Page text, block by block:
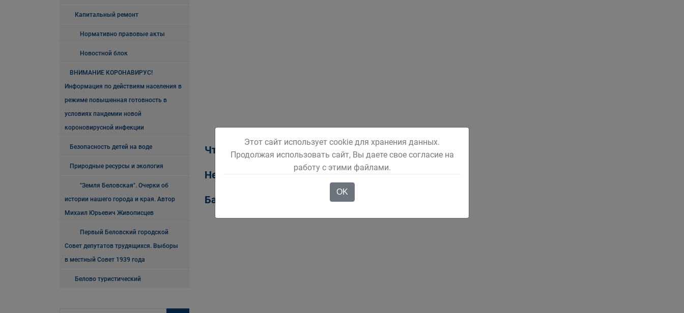
Капитальный ремонт
Нормативно правовые акты
Новостной блок
ВНИМАНИЕ КОРОНАВИРУС!
Информация по действиям населения в
режиме повышенная готовность в
условиях пандемии новой
короновирусной инфекции
Безопасность детей на воде
Природные ресурсы и экология
"Земля Беловская". Очерки об
истории нашего города и края. Автор
Михаил Юрьевич Живописцев
Первый Беловский городской
Совет депутатов трудящихся. Выборы
в местный Совет 1939 года
Белово туристический
Что нужно знать о потребительском кредите?
Немые ролики по МФО
Банк России по финансовой грамотности
Этот сайт использует cookie для хранения данных.
Продолжая использовать сайт, Вы даете свое согласие на
работу с этими файлами.
OK